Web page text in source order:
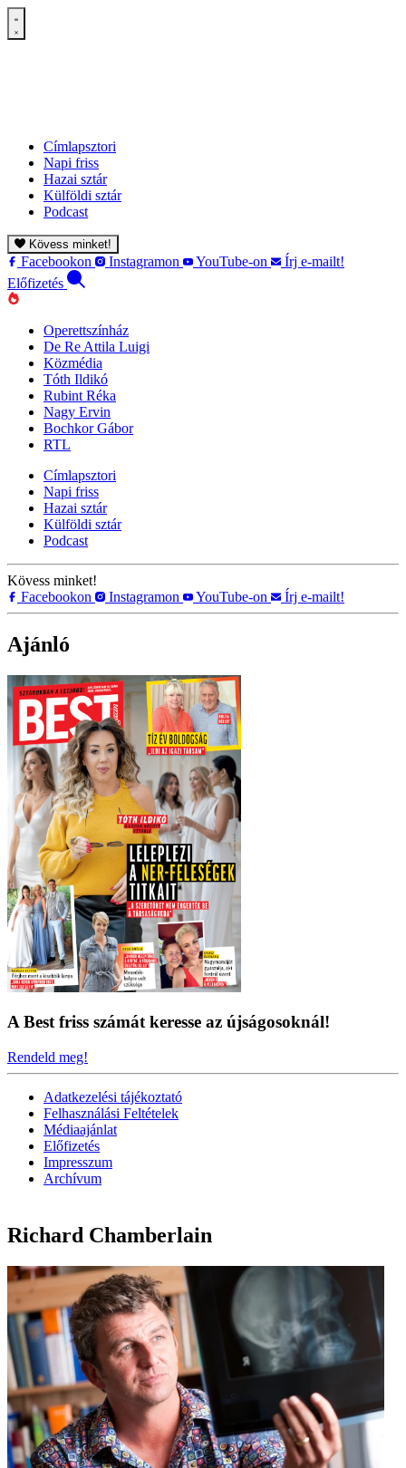
Címlapsztori
Napi friss
Hazai sztár
Külföldi sztár
Podcast
Kövess minket!
Facebookon Instagramon YouTube-on
Írj e-mailt!
Előfizetés
Operettszínház
De Re Attila Luigi
Közmédia
Tóth Ildikó
Rubint Réka
Nagy Ervin
Bochkor Gábor
RTL
Címlapsztori
Napi friss
Hazai sztár
Külföldi sztár
Podcast
Kövess minket!
Facebookon
Instagramon YouTube-on Írj e-mailt!
Ajánló
A Best friss számát keresse az újságosoknál!
Rendeld meg!
Adatkezelési tájékoztató
Felhasználási Feltételek
Médiaajánlat
Előfizetés
Impresszum
Archívum
Richard Chamberlain